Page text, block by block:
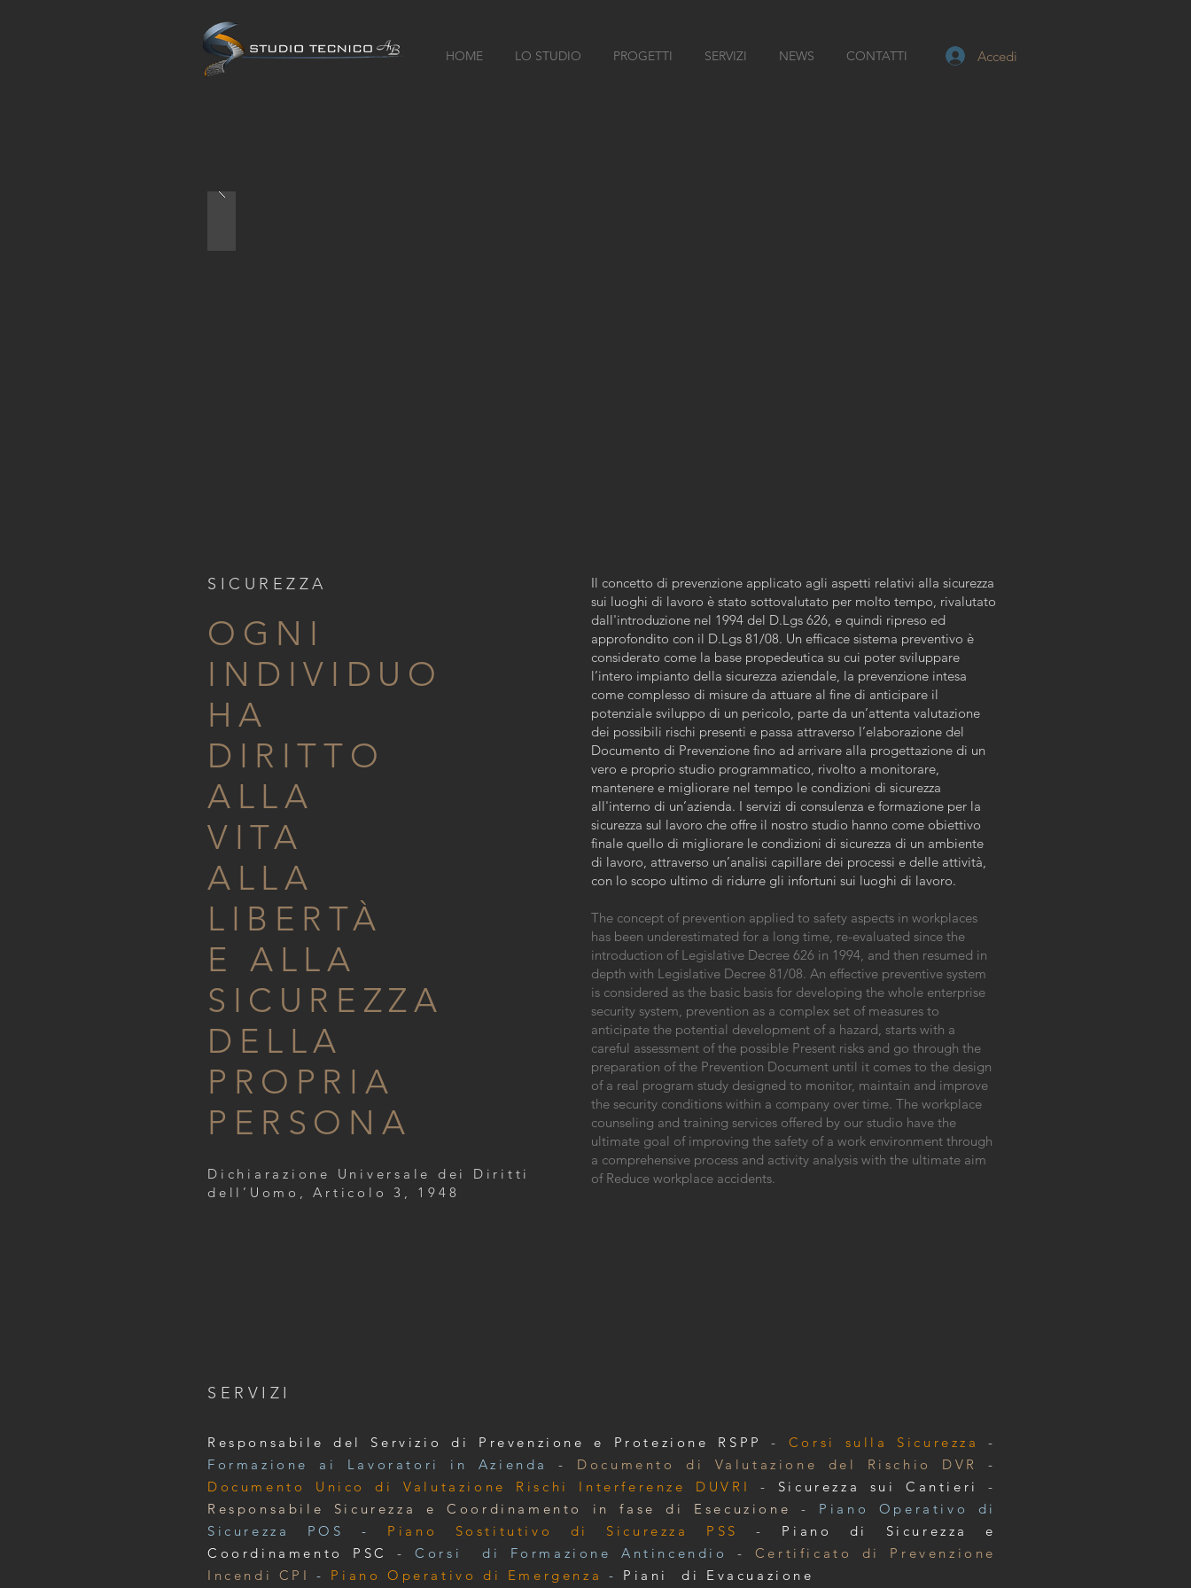
HOME LO STUDIO PROGETTI SERVIZI NEWS CONTATTI Accedi
SICUREZZA
OGNI
INDIVIDUO
HA
DIRITTO
ALLA
VITA
ALLA
LIBERTÀ
E ALLA
SICUREZZA
DELLA
PROPRIA
PERSONA
Dichiarazione Universale dei Diritti
dell’Uomo, Articolo 3, 1948
Il concetto di prevenzione applicato agli aspetti relativi alla sicurezza
sui luoghi di lavoro è stato sottovalutato per molto tempo, rivalutato
dall'introduzione nel 1994 del D.Lgs 626, e quindi ripreso ed
approfondito con il D.Lgs 81/08. Un efficace sistema preventivo è
considerato come la base propedeutica su cui poter sviluppare
l’intero impianto della sicurezza aziendale, la prevenzione intesa
come complesso di misure da attuare al fine di anticipare il
potenziale sviluppo di un pericolo, parte da un’attenta valutazione
dei possibili rischi presenti e passa attraverso l’elaborazione del
Documento di Prevenzione fino ad arrivare alla progettazione di un
vero e proprio studio programmatico, rivolto a monitorare,
mantenere e migliorare nel tempo le condizioni di sicurezza
all'interno di un’azienda. I servizi di consulenza e formazione per la
sicurezza sul lavoro che offre il nostro studio hanno come obiettivo
finale quello di migliorare le condizioni di sicurezza di un ambiente
di lavoro, attraverso un’analisi capillare dei processi e delle attività,
con lo scopo ultimo di ridurre gli infortuni sui luoghi di lavoro.
The concept of prevention applied to safety aspects in workplaces
has been underestimated for a long time, re-evaluated since the
introduction of Legislative Decree 626 in 1994, and then resumed in
depth with Legislative Decree 81/08. An effective preventive system
is considered as the basic basis for developing the whole enterprise
security system, prevention as a complex set of measures to
anticipate the potential development of a hazard, starts with a
careful assessment of the possible Present risks and go through the
preparation of the Prevention Document until it comes to the design
of a real program study designed to monitor, maintain and improve
the security conditions within a company over time. The workplace
counseling and training services offered by our studio have the
ultimate goal of improving the safety of a work environment through
a comprehensive process and activity analysis with the ultimate aim
of Reduce workplace accidents.
SERVIZI
Responsabile del Servizio di Prevenzione e Protezione RSPP - Corsi sulla Sicurezza
-
Formazione ai Lavoratori in Azienda
- Documento di Valutazione del Rischio DVR
-
Documento Unico di Valutazione Rischi Interferenze DUVRI
- Sicurezza sui Cantieri
-
Responsabile Sicurezza e Coordinamento in fase di Esecuzione
- Piano Operativo di
Sicurezza POS
- Piano Sostitutivo di Sicurezza PSS - Piano di Sicurezza e
Coordinamento PSC
-Corsi di Formazione Antincendio - Certificato di Prevenzione
Incendi CPI- Piano Operativo di Emergenza - Piani di Evacuazione